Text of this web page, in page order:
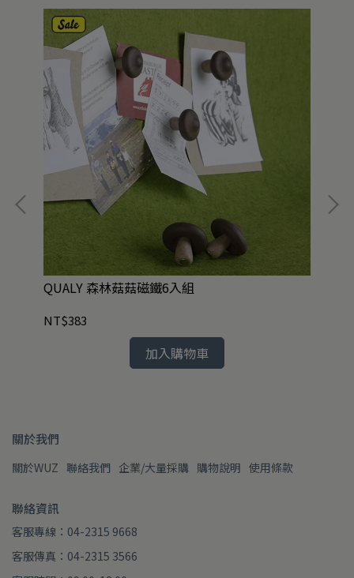
QUALY 森林菇菇磁鐵6入組
NT$383
加入購物車
關於我們
關於WUZ 聯絡我們 企業/大量採購 購物說明 使用條款
聯絡資訊
客服專線：04-2315 9668
客服傳真：04-2315 3566